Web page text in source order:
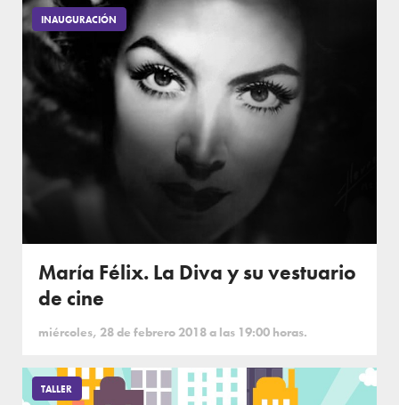
INAUGURACIÓN
María Félix. La Diva y su vestuario
de cine
miércoles, 28 de febrero 2018 a las 19:00 horas.
TALLER